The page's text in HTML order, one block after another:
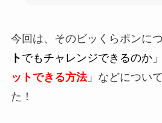
今回は、そのビッくらポンに
ト でもチャレンジできるのか
ットできる方法」などについ
た！